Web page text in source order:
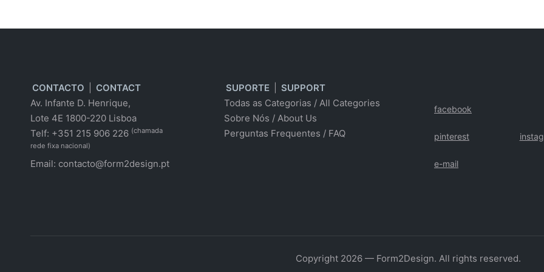
CONTACTO
CONTACT
Av. Infante D. Henrique,
Lote 4E 1800-220 Lisboa
Telf: +351 215 906 226 (chamada
rede fixa nacional)
Email: contacto@form2design.pt
SUPORTE
SUPPORT
Todas as Categorias / All Categories
Sobre Nós / About Us
Perguntas Frequentes / FAQ
facebook
pinterest
e-mail
Copyright 2026 — Form2Design. All rights reserved.